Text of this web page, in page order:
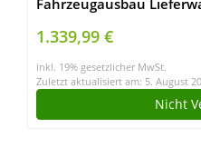
Fahrzeugausbau
Werkstattwagen
Werkzeugregal
Transporterregal
1.339,99 €
inkl. 19% gesetzlicher MwSt.
Zuletzt aktualisiert am: 5. August
Nicht